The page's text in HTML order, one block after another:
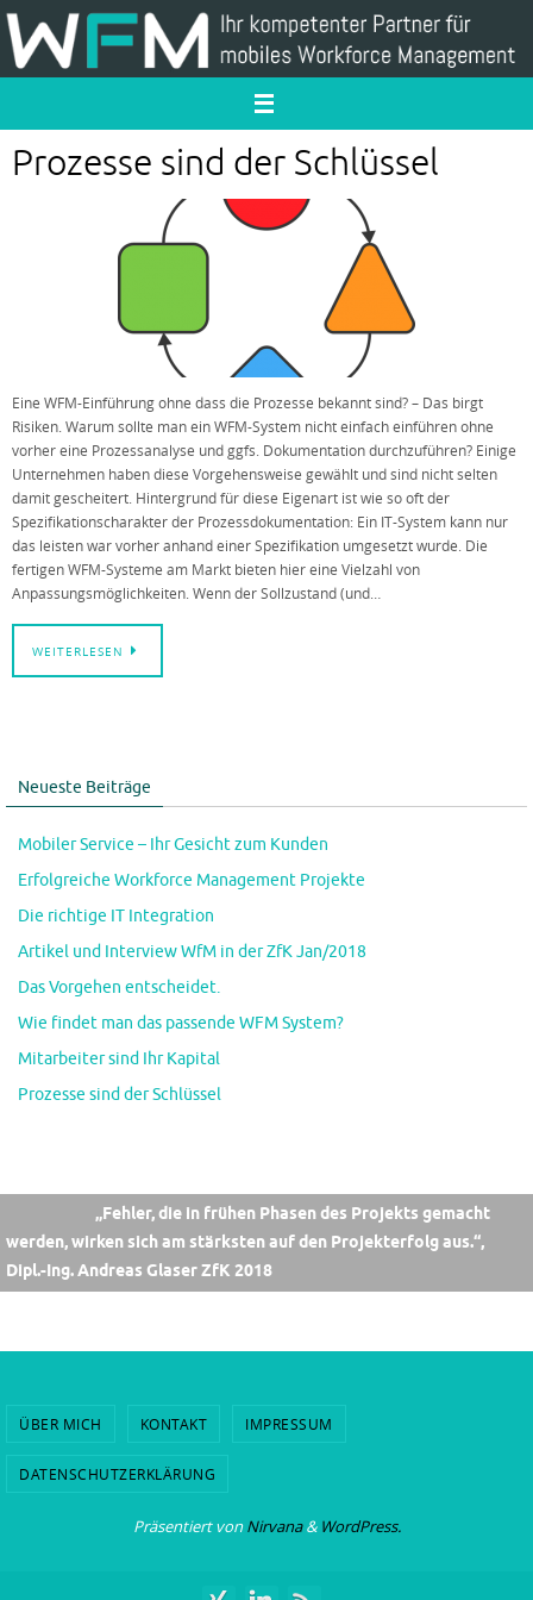
Zum
Inhalt
springen
Prozesse sind der Schlüssel
Eine WFM-Einführung ohne dass die Prozesse bekannt sind? – Das birgt
Risiken. Warum sollte man ein WFM-System nicht einfach einführen ohne
vorher eine Prozessanalyse und ggfs. Dokumentation durchzuführen? Einige
Unternehmen haben diese Vorgehensweise gewählt und sind nicht selten
damit gescheitert. Hintergrund für diese Eigenart ist wie so oft der
Spezifikationscharakter der Prozessdokumentation: Ein IT-System kann nur
das leisten war vorher anhand einer Spezifikation umgesetzt wurde. Die
fertigen WFM-Systeme am Markt bieten hier eine Vielzahl von
Anpassungsmöglichkeiten. Wenn der Sollzustand (und…
WEITERLESEN
Neueste Beiträge
Mobiler Service – Ihr Gesicht zum Kunden
Erfolgreiche Workforce Management Projekte
Die richtige IT Integration
Artikel und Interview WfM in der ZfK Jan/2018
Das Vorgehen entscheidet.
Wie findet man das passende WFM System?
Mitarbeiter sind Ihr Kapital
Prozesse sind der Schlüssel
„Fehler, die in frühen Phasen des Projekts gemacht
werden, wirken sich am stärksten auf den Projekterfolg aus.“,
Dipl.-Ing. Andreas Glaser ZfK 2018
ÜBER MICH KONTAKT IMPRESSUM
DATENSCHUTZERKLÄRUNG
Präsentiert vonNirvana& WordPress.